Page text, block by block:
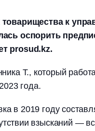
к
оспорить
prosud.kz.
Т., который
года.
в 2019 году
взысканий —